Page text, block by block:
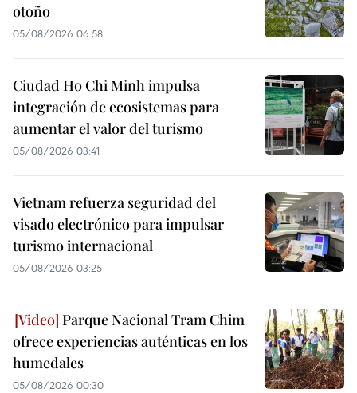
otoño
05/08/2026 06:58
Ciudad Ho Chi Minh impulsa
integración de ecosistemas para
aumentar el valor del turismo
05/08/2026 03:41
Vietnam refuerza seguridad del
visado electrónico para impulsar
turismo internacional
05/08/2026 03:25
Parque Nacional Tram Chim
ofrece experiencias auténticas en los
humedales
05/08/2026 00:30